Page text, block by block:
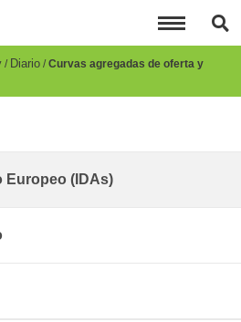
Diario Curvas agregadas de oferta y
Europeo (IDAs)